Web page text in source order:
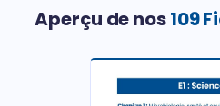
Aperçu de nos109